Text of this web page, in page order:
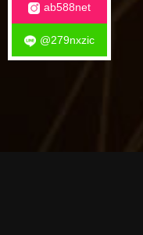
ab588net
@279nxzic